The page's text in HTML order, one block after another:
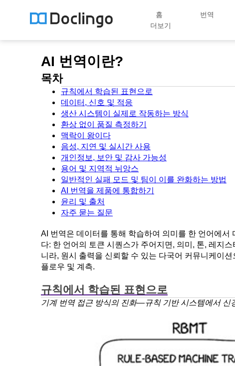
홈 번역
더보기
AI 번역이란?
목차
규칙에서 학습된 표현으로
데이터, 신호 및 적응
생산 시스템이 실제로 작동하는 방식
환상 없이 품질 측정하기
맥락이 왕이다
음성, 지연 및 실시간 사용
개인정보, 보안 및 감사 가능성
용어 및 지역적 뉘앙스
일반적인 실패 모드 및 팀이 이를 완화하는 방법
AI 번역을 제품에 통합하기
윤리 및 출처
자주 묻는 질문
AI 번역은 데이터를 통해 학습하여 의미를 한 언어에
다: 한 언어의 토큰 시퀀스가 주어지면, 의미, 톤, 레지
니라, 원시 출력을 신뢰할 수 있는 다국어 커뮤니케이
플로우 및 계측.
규칙에서 학습된 표현으로
기계 번역 접근 방식의 진화—규칙 기반 시스템에서 신